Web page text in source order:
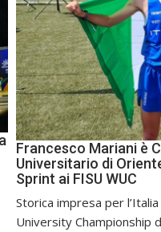
Francesco Mariani è
Universitario di
Sprint ai FISU WUC
Storica impresa per
University Championship